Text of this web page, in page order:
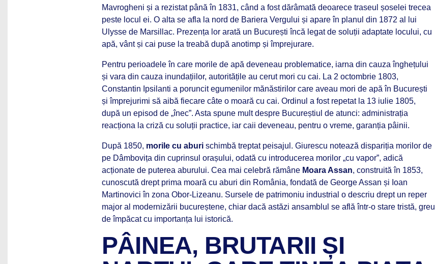
Mavrogheni și a rezistat până în 1831, când a fost dărâmată deoarece traseul șoselei trecea
peste locul ei. O alta se afla la nord de Bariera Vergului și apare în planul din 1872 al lui
Ulysse de Marsillac. Prezența lor arată un București încă legat de soluții adaptate locului, cu
apă, vânt și cai puse la treabă după anotimp și împrejurare.
Pentru perioadele în care morile de apă deveneau problematice, iarna din cauza înghețului
și vara din cauza inundațiilor, autoritățile au cerut mori cu cai. La 2 octombrie 1803,
Constantin Ipsilanti a poruncit egumenilor mănăstirilor care aveau mori de apă în București
și împrejurimi să aibă fiecare câte o moară cu cai. Ordinul a fost repetat la 13 iulie 1805,
după un episod de „înec”. Asta spune mult despre Bucureștiul de atunci: administrația
reacționa la criză cu soluții practice, iar caii deveneau, pentru o vreme, garanția pâinii.
După 1850, morile cu aburi schimbă treptat peisajul. Giurescu notează dispariția morilor de
pe Dâmbovița din cuprinsul orașului, odată cu introducerea morilor „cu vapor”, adică
acționate de puterea aburului. Cea mai celebră rămâne Moara Assan, construită în 1853,
cunoscută drept prima moară cu aburi din România, fondată de George Assan și Ioan
Martinovici în zona Obor-Lizeanu. Sursele de patrimoniu industrial o descriu drept un reper
major al modernizării bucureștene, chiar dacă astăzi ansamblul se află într-o stare tristă, greu
de împăcat cu importanța lui istorică.
PÂINEA, BRUTARII ȘI